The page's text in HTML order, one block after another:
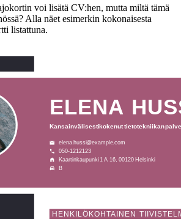
voi lisätä CV:hen, mutta miltä tämä
Alla näet esimerkin kokonaisesta
listattuna.